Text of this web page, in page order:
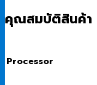
คุณสมบัติสินค้า
Processor